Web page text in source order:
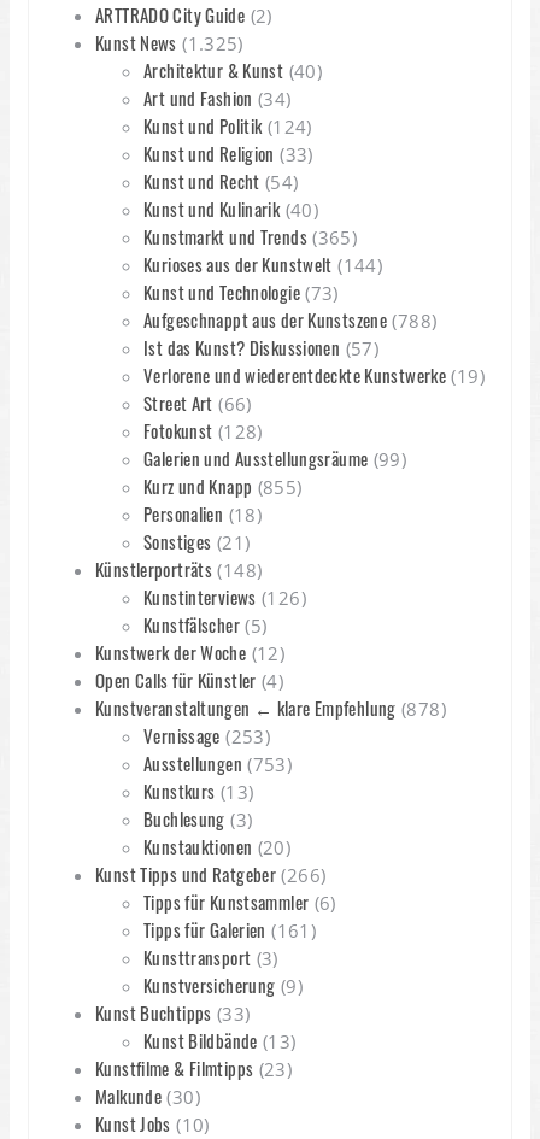
ARTTRADO City Guide (2)
Kunst News (1.325)
Architektur & Kunst (40)
Art und Fashion (34)
Kunst und Politik(124)
Kunst und Religion (33)
Kunst und Recht (54)
Kunst und Kulinarik(40)
Kunstmarkt und Trends(365)
Kurioses aus der Kunstwelt (144)
Kunst und Technologie(73)
Aufgeschnappt aus der Kunstszene (788)
Ist das Kunst? Diskussionen (57)
Verlorene und wiederentdeckte Kunstwerke (19)
Street Art (66)
Fotokunst (128)
Galerien und Ausstellungsräume (99)
Kurz und Knapp (855)
Personalien (18)
Sonstiges (21)
Künstlerporträts (148)
Kunstinterviews (126)
Kunstfälscher(5)
Kunstwerk der Woche (12)
Open Calls für Künstler (4)
Kunstveranstaltungen ← klare Empfehlung (878)
Vernissage (253)
Ausstellungen (753)
Kunstkurs (13)
Buchlesung (3)
Kunstauktionen (20)
Kunst Tipps und Ratgeber (266)
Tipps für Kunstsammler (6)
Tipps für Galerien (161)
Kunsttransport (3)
Kunstversicherung (9)
Kunst Buchtipps (33)
Kunst Bildbände (13)
Kunstfilme & Filmtipps (23)
Malkunde (30)
Kunst Jobs (10)